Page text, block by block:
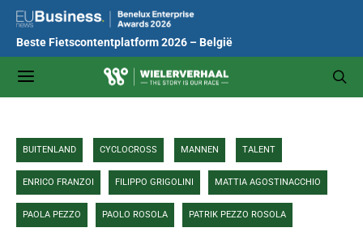
Beste Fietscontentplatform 2026 – België
BUITENLAND CYCLOCROSS MANNEN TALENT
ENRICO FRANZOI FILIPPO GRIGOLINI MATTIA AGOSTINACCHIO
PAOLA PEZZO PAOLO ROSOLA PATRIK PEZZO ROSOLA